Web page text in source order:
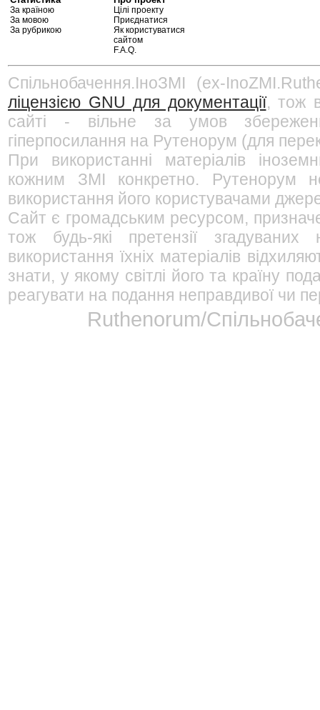
За країною
За мовою
За рубрикою
Цілі проекту
Приєднатися
Як користуватися
сайтом
F.A.Q.
Спільнобачення.ІноЗМІ (ex-
ліцензією GNU для документації, тож
сайті - вільне за умов
гіперпосилання на Рутенорум (для
При використанні матеріалів
кожним ЗМІ конкретно. Рутенорум
використання його користувачами
Сайт є громадським ресурсом,
тож будь-які претензії
використання їхніх матеріалів
знати, у якому світлі його та країну
реагувати на подання неправдивої чи
Ruthenorum/